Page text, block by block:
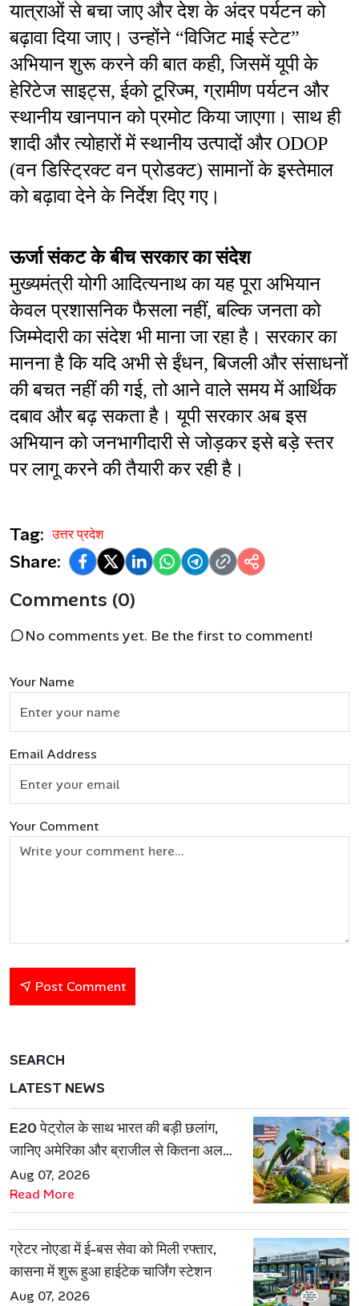
यात्राओं से बचा जाए और देश के अंदर पर्यटन को
बढ़ावा दिया जाए। उन्होंने “विजिट माई स्टेट”
अभियान शुरू करने की बात कही, जिसमें यूपी के
हेरिटेज साइट्स, ईको टूरिज्म, ग्रामीण पर्यटन और
स्थानीय खानपान को प्रमोट किया जाएगा। साथ ही
शादी और त्योहारों में स्थानीय उत्पादों और ODOP
(वन डिस्ट्रिक्ट वन प्रोडक्ट) सामानों के इस्तेमाल
को बढ़ावा देने के निर्देश दिए गए।
ऊर्जा संकट के बीच सरकार का संदेश
मुख्यमंत्री योगी आदित्यनाथ का यह पूरा अभियान
केवल प्रशासनिक फैसला नहीं, बल्कि जनता को
जिम्मेदारी का संदेश भी माना जा रहा है। सरकार का
मानना है कि यदि अभी से ईंधन, बिजली और संसाधनों
की बचत नहीं की गई, तो आने वाले समय में आर्थिक
दबाव और बढ़ सकता है। यूपी सरकार अब इस
अभियान को जनभागीदारी से जोड़कर इसे बड़े स्तर
पर लागू करने की तैयारी कर रही है।
Tag: उत्तर प्रदेश
Share:
Comments (0)
No comments yet. Be the first to comment!
Your Name
Email Address
Your Comment
Post Comment
SEARCH
LATEST NEWS
E20 पेट्रोल के साथ भारत की बड़ी छलांग,
जानिए अमेरिका और ब्राजील से कितना अलग
है एथेनॉल मॉडल
Aug 07, 2026
Read More
ग्रेटर नोएडा में ई-बस सेवा को मिली रफ्तार,
कासना में शुरू हुआ हाईटेक चार्जिंग स्टेशन
Aug 07, 2026